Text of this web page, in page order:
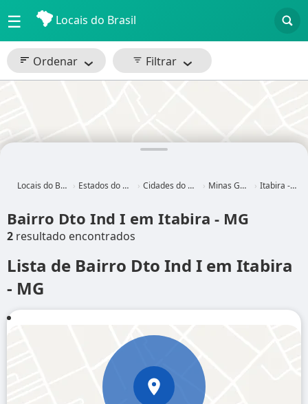
☰ Locais do Brasil
Ordenar Filtrar
Locais do Brasil Estados do Brasil Cidades do Brasil Minas Gerais Itabira - MG
Bairro Dto Ind I em Itabira - MG
2 resultado encontrados
Lista de Bairro Dto Ind I em Itabira
- MG